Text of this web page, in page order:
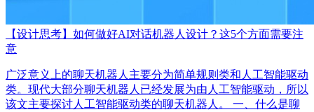
【设计思考】如何做好AI对话机器人设计？这5个方面需要注
意
广泛意义上的聊天机器人主要分为简单规则类和人工智能驱动
类。现代大部分聊天机器人已经发展为由人工智能驱动，所以
该文主要探讨人工智能驱动类的聊天机器人。 一、什么是聊